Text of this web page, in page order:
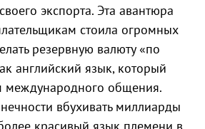
экспорта. Эта авантюра
стоила огромных
резервную валюту «по
английский язык, который
международного общения.
вбухивать миллиарды